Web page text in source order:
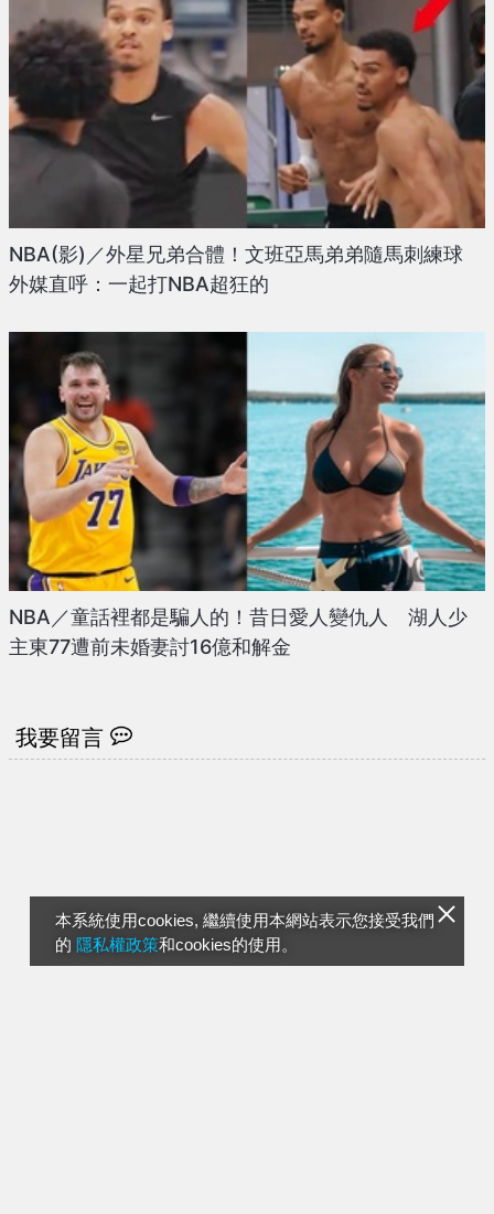
本系統使用cookies, 繼續使用本網站表示您接受我們
的 隱私權政策和cookies的使用。
NBA(影)／外星兄弟合體！文班亞馬弟弟隨馬刺練球
外媒直呼：一起打NBA超狂的
NBA／童話裡都是騙人的！昔日愛人變仇人 湖人少
主東77遭前未婚妻討16億和解金
我要留言